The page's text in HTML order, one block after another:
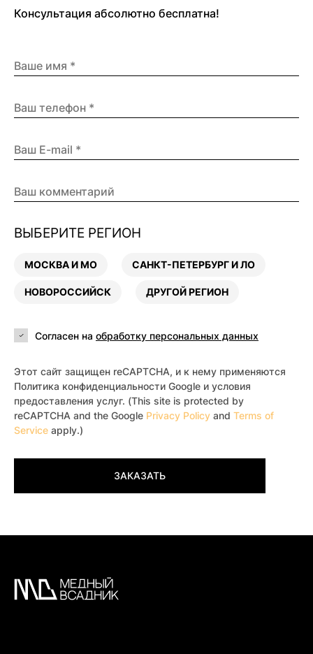
Консультация абсолютно бесплатна!
ВЫБЕРИТЕ РЕГИОН
МОСКВА И МО САНКТ-ПЕТЕРБУРГ И ЛО
НОВОРОССИЙСК ДРУГОЙ РЕГИОН
Согласен на обработку персональных данных
Этот сайт защищен reCAPTCHA, и к нему применяются
Политика конфиденциальности Google и условия
предоставления услуг. (This site is protected by
reCAPTCHA and the Google Privacy Policy and Terms of
Service apply.)